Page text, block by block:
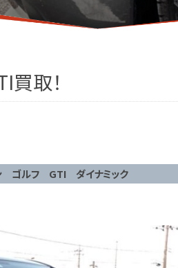
取！
ゴルフ GTI ダイナミック